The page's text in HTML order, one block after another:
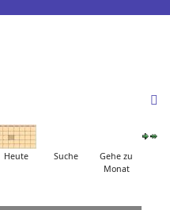
Heute Suche
Gehe zu
Monat